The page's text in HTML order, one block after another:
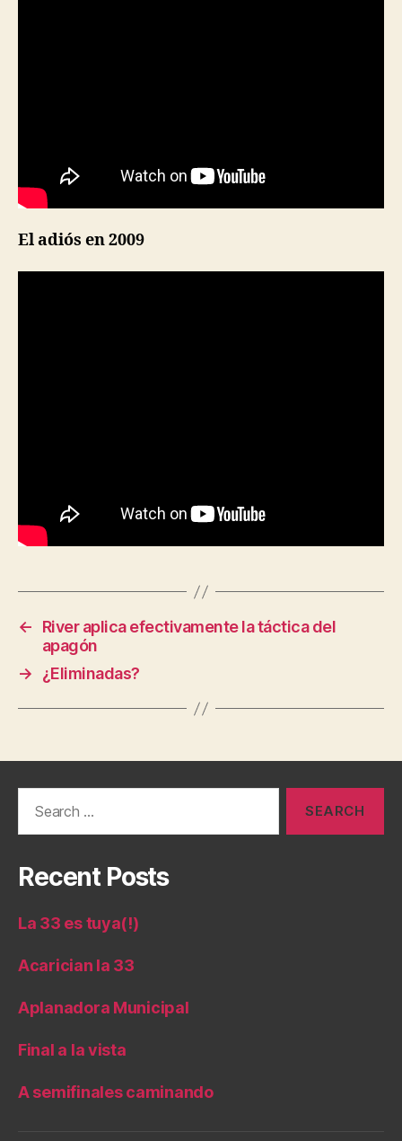
El adiós en 2009
←
River aplica efectivamente la táctica del
apagón
→
¿Eliminadas?
Recent Posts
La 33 es tuya(!)
Acarician la 33
Aplanadora Municipal
Final a la vista
A semifinales caminando